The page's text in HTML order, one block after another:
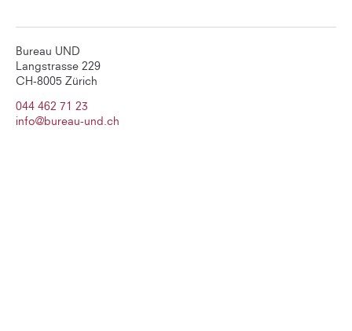
Bureau UND
Langstrasse 229
CH-8005 Zürich
044 462 71 23
info@bureau-und.ch